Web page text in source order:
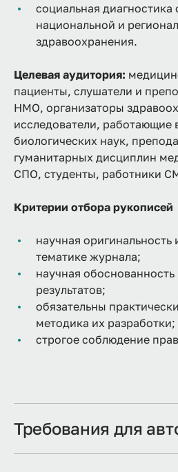
социальная
национальной и
здравоохранения.
Целевая аудитория:
пациенты, слушатели и
НМО, организаторы
исследователи, работающие
биологических наук,
гуманитарных дисциплин
СПО, студенты, работники
Критерии отбора рукописей
научная оригинальность
тематике журнала;
научная
результатов;
обязательны
методика их разработки;
строгое соблюдение
Требования для